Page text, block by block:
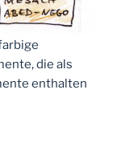
die als
enthalten